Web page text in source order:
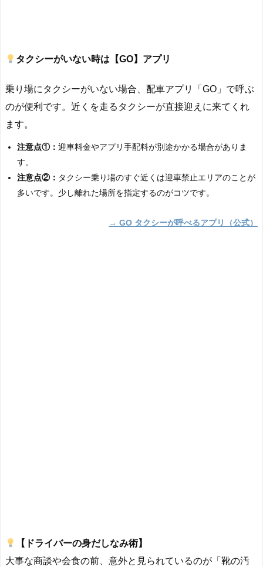
タクシーがいない時は【GO】アプリ
乗り場にタクシーがいない場合、配車アプリ「GO」で呼ぶ
のが便利です。近くを走るタクシーが直接迎えに来てくれ
ます。
注意点①： 迎車料金やアプリ手配料が別途かかる場合がありま
す。
注意点②： タクシー乗り場のすぐ近くは迎車禁止エリアのことが
多いです。少し離れた場所を指定するのがコツです。
→ GO タクシーが呼べるアプリ（公式）
【ドライバーの身だしなみ術】
大事な商談や会食の前、意外と見られているのが「靴の汚